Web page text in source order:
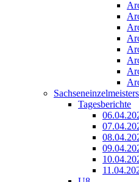
Tagesberichte